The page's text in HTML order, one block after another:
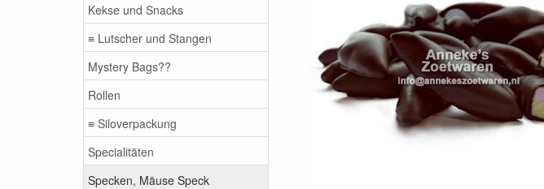
Kekse und Snacks
≡ Lutscher und Stangen
Mystery Bags??
Rollen
≡ Siloverpackung
Specialitäten
Specken, Mäuse Speck